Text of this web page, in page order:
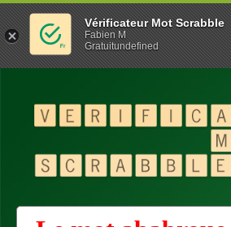
Vérificateur Mot Scrabble
Fabien M
Gratuitundefined